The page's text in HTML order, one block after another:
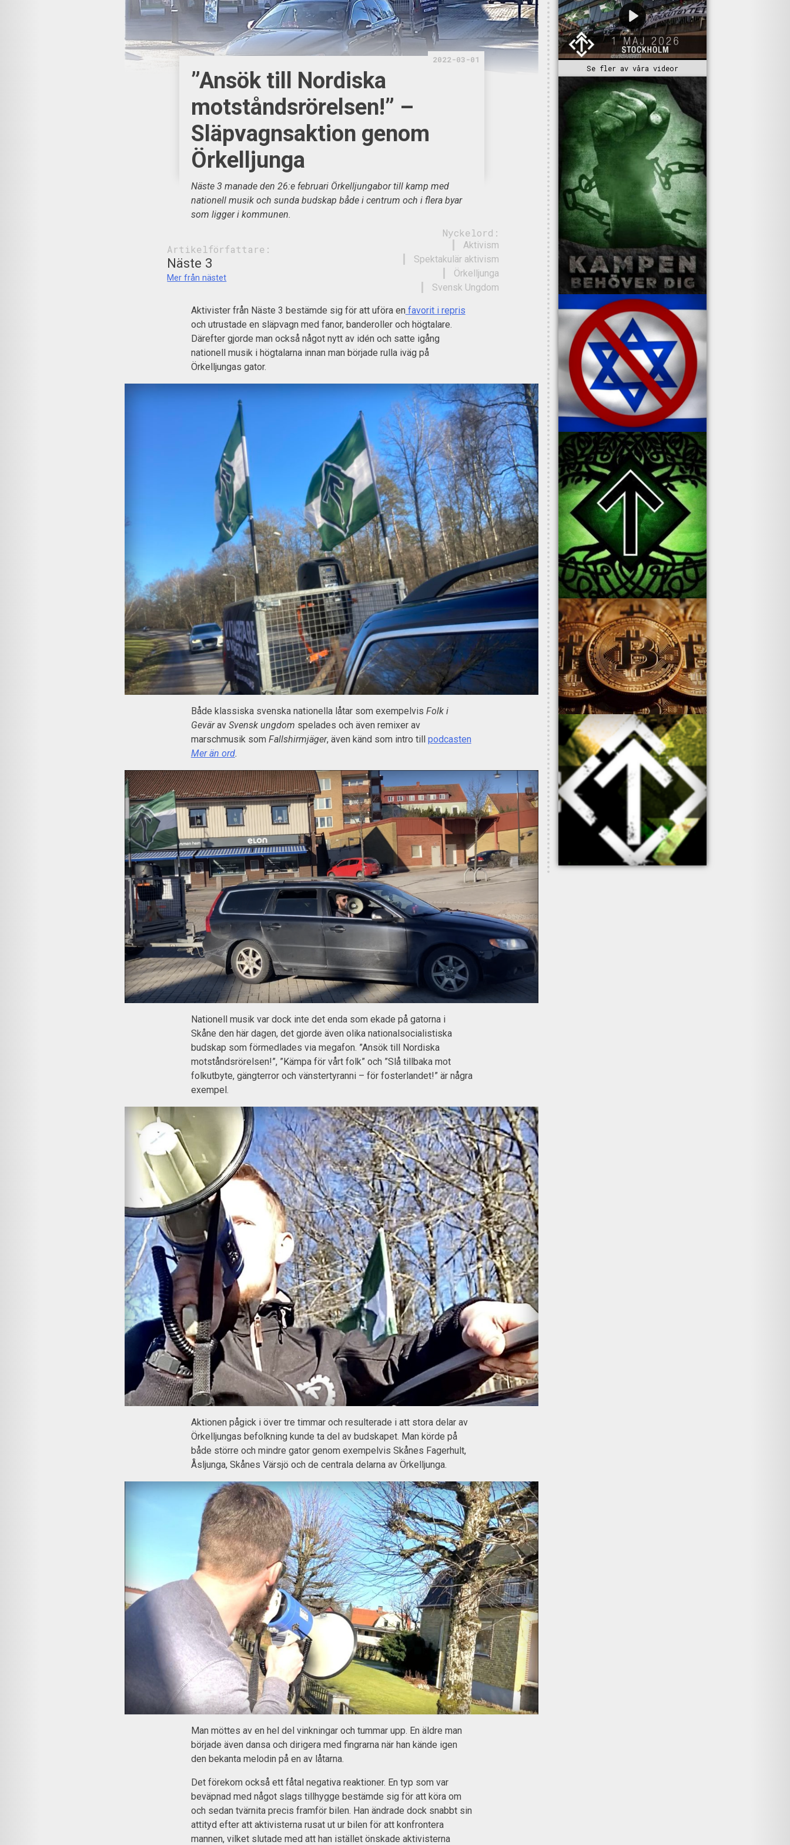
2022-03-01
”Ansök till Nordiska
motståndsrörelsen!” –
Släpvagnsaktion genom
Örkelljunga
Näste 3 manade den 26:e februari Örkelljungabor till kamp med
nationell musik och sunda budskap både i centrum och i flera byar
som ligger i kommunen.
Artikelförfattare:
Näste 3
Mer från nästet
Nyckelord:
Aktivism
Spektakulär aktivism
Örkelljunga
Svensk Ungdom
Aktivister från Näste 3 bestämde sig för att uföra en favorit i repris
och utrustade en släpvagn med fanor, banderoller och högtalare.
Därefter gjorde man också något nytt av idén och satte igång
nationell musik i högtalarna innan man började rulla iväg på
Örkelljungas gator.
Både klassiska svenska nationella låtar som exempelvis Folk i
Gevärav Svensk ungdom spelades och även remixer av
marschmusik som Fallshirmjäger, även känd som intro till podcasten
Mer än ord.
Nationell musik var dock inte det enda som ekade på gatorna i
Skåne den här dagen, det gjorde även olika nationalsocialistiska
budskap som förmedlades via megafon. ”Ansök till Nordiska
motståndsrörelsen!”, ”Kämpa för vårt folk” och ”Slå tillbaka mot
folkutbyte, gängterror och vänstertyranni – för fosterlandet!” är några
exempel.
Aktionen pågick i över tre timmar och resulterade i att stora delar av
Örkelljungas befolkning kunde ta del av budskapet. Man körde på
både större och mindre gator genom exempelvis Skånes Fagerhult,
Åsljunga, Skånes Värsjö och de centrala delarna av Örkelljunga.
Man möttes av en hel del vinkningar och tummar upp. En äldre man
började även dansa och dirigera med fingrarna när han kände igen
den bekanta melodin på en av låtarna.
Det förekom också ett fåtal negativa reaktioner. En typ som var
beväpnad med något slags tillhygge bestämde sig för att köra om
och sedan tvärnita precis framför bilen. Han ändrade dock snabbt sin
attityd efter att aktivisterna rusat ut ur bilen för att konfrontera
mannen, vilket slutade med att han istället önskade aktivisterna
Se fler av våra videor